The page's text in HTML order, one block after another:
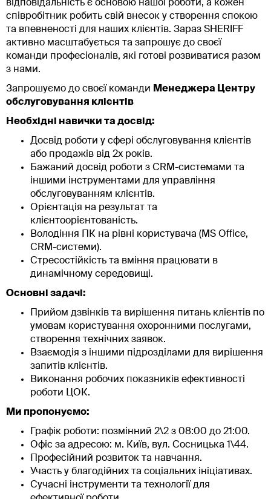
відповідальність є основою нашої роботи, а кожен
співробітник робить свій внесок у створення спокою
та впевненості для наших клієнтів. Зараз SHERIFF
активно масштабується та запрошує до своєї
команди професіоналів, які готові розвиватися разом
з нами.
Запрошуємо до своєї команди Менеджера Центру
обслуговування клієнтів
Необхідні навички та досвід:
Досвід роботи у сфері обслуговування клієнтів
або продажів від 2х років.
Бажаний досвід роботи з CRM-системами та
іншими інструментами для управління
обслуговуванням клієнтів.
Орієнтація на результат та
клієнтоорієнтованість.
Володіння ПК на рівні користувача (MS Office,
CRM-системи).
Стресостійкість та вміння працювати в
динамічному середовищі.
Основні задачі:
Прийом дзвінків та вирішення питань клієнтів по
умовам користування охоронними послугами,
створення технічних заявок.
Взаємодія з іншими підрозділами для вирішення
запитів клієнтів.
Виконання робочих показників ефективності
роботи ЦОК.
Ми пропонуємо:
Графік роботи: позмінний 2\2 з 08:00 до 21:00.
Офіс за адресою: м. Київ, вул. Сосницька 1\44.
Професійний розвиток та навчання.
Участь у благодійних та соціальних ініціативах.
Сучасні інструменти та технології для